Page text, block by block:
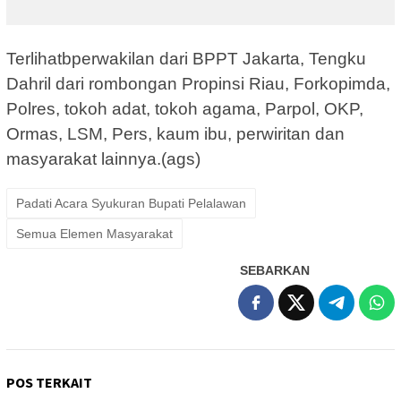
Terlihatbperwakilan dari BPPT Jakarta, Tengku
Dahril dari rombongan Propinsi Riau, Forkopimda,
Polres, tokoh adat, tokoh agama, Parpol, OKP,
Ormas, LSM, Pers, kaum ibu, perwiritan dan
masyarakat lainnya.(ags)
Padati Acara Syukuran Bupati Pelalawan
Semua Elemen Masyarakat
SEBARKAN
POS TERKAIT